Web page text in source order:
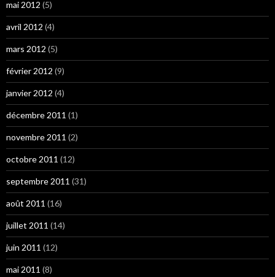
mai 2012 (5)
avril 2012 (4)
mars 2012 (5)
février 2012 (9)
janvier 2012 (4)
décembre 2011 (1)
novembre 2011 (2)
octobre 2011 (12)
septembre 2011 (31)
août 2011 (16)
juillet 2011 (14)
juin 2011 (12)
mai 2011 (8)